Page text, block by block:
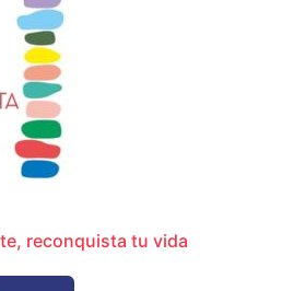
reconquista tu vida